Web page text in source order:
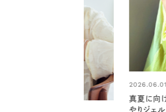
真夏に向けて、ハーブが香るひん
2026.06.01
お出かけ
夏の一日